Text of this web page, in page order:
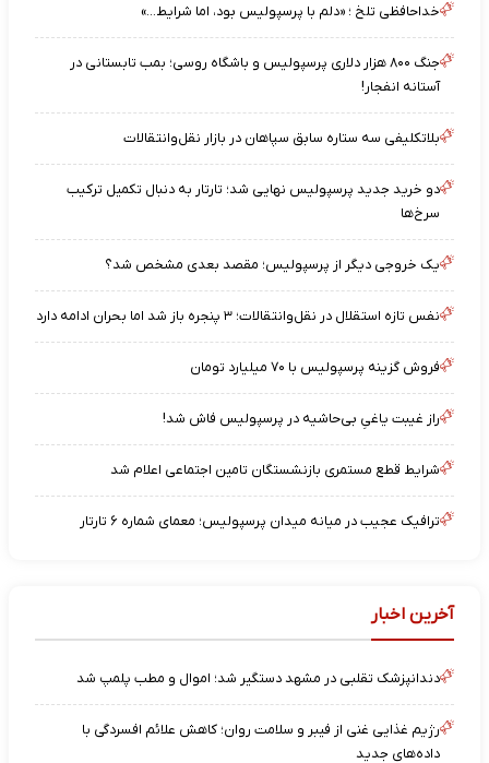
خداحافظی تلخ ؛ «دلم با پرسپولیس بود، اما شرایط…»
جنگ ۸۰۰ هزار دلاری پرسپولیس و باشگاه روسی؛ بمب تابستانی در
آستانه انفجار!
بلاتکلیفی سه ستاره سابق سپاهان در بازار نقل‌وانتقالات
دو خرید جدید پرسپولیس نهایی شد؛ تارتار به دنبال تکمیل ترکیب
سرخ‌ها
یک خروجی دیگر از پرسپولیس؛ مقصد بعدی مشخص شد؟
نفس تازه استقلال در نقل‌وانتقالات؛ ۳ پنجره باز شد اما بحران ادامه دارد
فروش گزینه پرسپولیس با ۷۰ میلیارد تومان
راز غیبت یاغیِ بی‌حاشیه در پرسپولیس فاش شد!
شرایط قطع مستمری بازنشستگان تامین اجتماعی اعلام شد
ترافیک عجیب در میانه میدان پرسپولیس؛ معمای شماره ۶ تارتار
آخرین اخبار
دندانپزشک تقلبی در مشهد دستگیر شد؛ اموال و مطب پلمپ شد
رژیم غذایی غنی از فیبر و سلامت روان؛ کاهش علائم افسردگی با
داده‌های جدید